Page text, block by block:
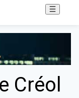
Créol